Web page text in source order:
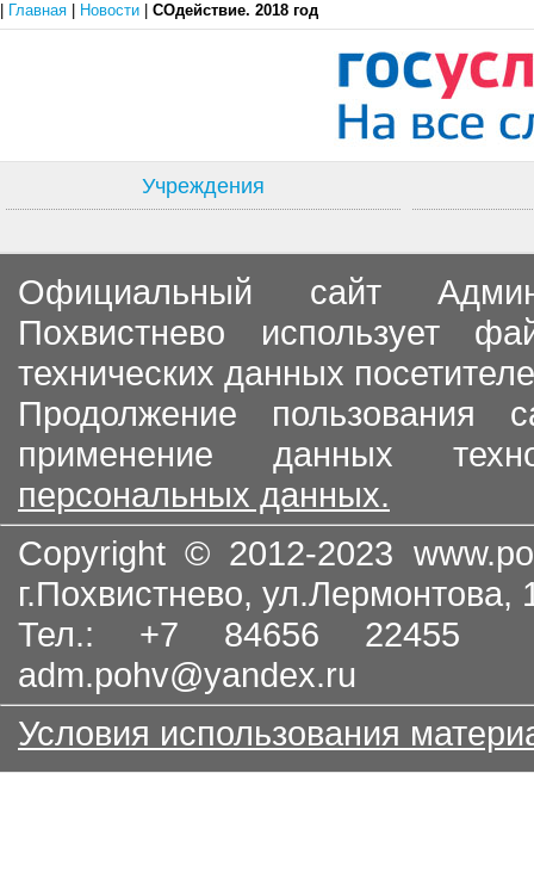
Главная Новости СОдействие. 2018 год
Учреждения
Официальный сайт
Похвистнево использует
технических данных
Продолжение пользования
применение данных
персональных данных.
Copyright © 2012-2023
г.Похвистнево, ул.Лермонтова,
Тел.: +7 84656
adm.pohv@yandex.ru
Условия использования